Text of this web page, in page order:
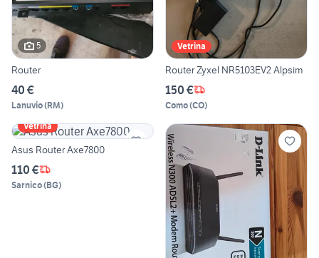
5
Router
40 €
Lanuvio(RM)
Vetrina
Router Zyxel NR5103EV2 Alpsim
150 €
Como(CO)
Vetrina
Asus Router Axe7800
110 €
Sarnico(BG)